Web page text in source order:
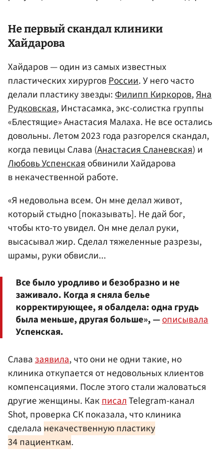
Не первый скандал клиники
Хайдарова
Хайдаров — один из самых известных
пластических хирурговРоссии. У него часто
делали пластику звезды:Филипп Киркоров,Яна
Рудковская, Инстасамка, экс-солистка группы
«Блестящие» Анастасия Малаха. Не все остались
довольны. Летом 2023 года разгорелся скандал,
когда певицы Слава (Анастасия Сланевская) и
Любовь Успенскаяобвинили Хайдарова
в некачественной работе.
«Я недовольна всем. Он мне делал живот,
который стыдно [показывать]. Не дай бог,
чтобы кто-то увидел. Он мне делал руки,
высасывал жир. Сделал тяжеленные разрезы,
шрамы, руки обвисли...
Все было уродливо и безобразно и не
заживало. Когда я сняла белье
корректирующее, я обалдела: одна грудь
была меньше, другая больше», —описывала
Успенская.
Славазаявила, что они не одни такие, но
клиника откупается от недовольных клиентов
компенсациями. После этого стали жаловаться
другие женщины. КакписалTelegram-канал
Shot, проверка СК показала, что клиника
сделала некачественную пластику
34 пациенткам.